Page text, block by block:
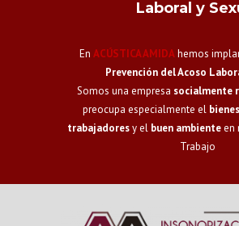
Laboral y
En ACÚSTICA AMIDAhemos
Prevención del Acoso
Somos una empresa socialmente
preocupa especialmente el
trabajadoresy el buen ambienteen
Trabajo